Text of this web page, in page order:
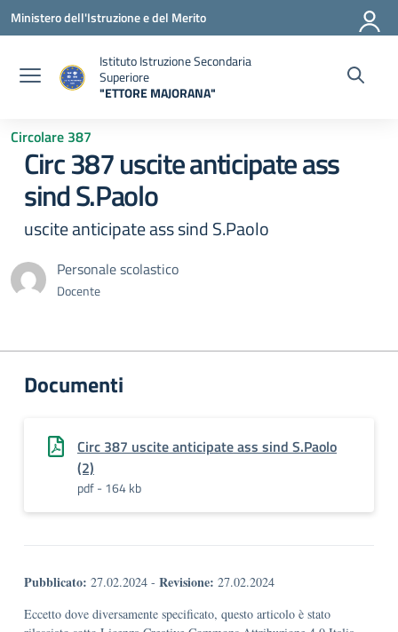
Vai ai contenuti
Vai al menu di navigazione
Vai al footer
Ministero dell'Istruzione e del Merito
Istituto Istruzione Secondaria
Superiore
"ETTORE MAJORANA"
Circolare 387
Circ 387 uscite anticipate ass
sind S.Paolo
uscite anticipate ass sind S.Paolo
Personale scolastico
Docente
Documenti
Circ 387 uscite anticipate ass sind S.Paolo
(2)
pdf - 164 kb
Pubblicato: 27.02.2024 - Revisione: 27.02.2024
Eccetto dove diversamente specificato, questo articolo è stato